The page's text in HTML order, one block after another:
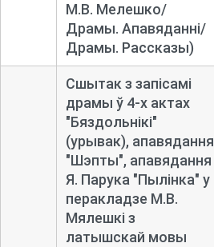
М.В. Мелешко/
Драмы. Апавяданні/
Драмы. Рассказы)
Сшытак з запісамі
драмы ў 4-х актах
"Бяздольнікі"
(урывак), апавядання
"Шэпты", апавядання
Я. Парука "Пылінка" у
перакладзе М.В.
Мялешкі з
латышскай мовы